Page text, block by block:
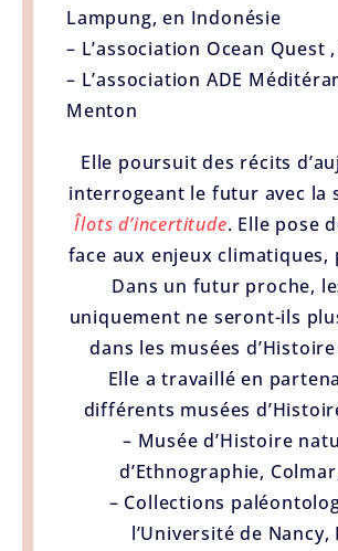
Lampung, en Indonésie
– L’association Ocean Quest
– L’association ADE
Menton
Elle poursuit des récits
interrogeant le futur avec la
Îlots d’incertitude. Elle pose
face aux enjeux climatiques,
Dans un futur proche,
uniquement ne seront-ils
dans les musées
Elle a travaillé en
différents musées
– Musée d’Histoire
d’Ethnographie,
– Collections
l’Université de Nancy,